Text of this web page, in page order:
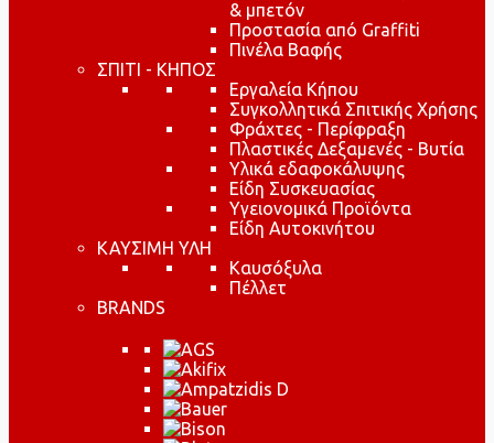
& μπετόν
Προστασία από Graffiti
Πινέλα Βαφής
ΣΠΙΤΙ - ΚΗΠΟΣ
Εργαλεία Κήπου
Συγκολλητικά Σπιτικής Χρήσης
Φράχτες - Περίφραξη
Πλαστικές Δεξαμενές - Βυτία
Υλικά εδαφοκάλυψης
Είδη Συσκευασίας
Υγειονομικά Προϊόντα
Είδη Αυτοκινήτου
ΚΑΥΣΙΜΗ ΥΛΗ
Καυσόξυλα
Πέλλετ
BRANDS